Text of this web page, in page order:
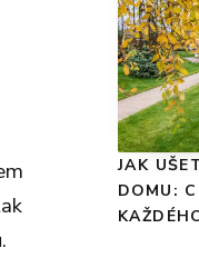
JAK
DOMU: